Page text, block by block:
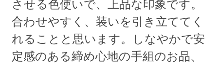
させる色使いで、上品な印象です。
合わせやすく、装いを引き立ててく
れることと思います。しなやかで安
定感のある締め心地の手組のお品、